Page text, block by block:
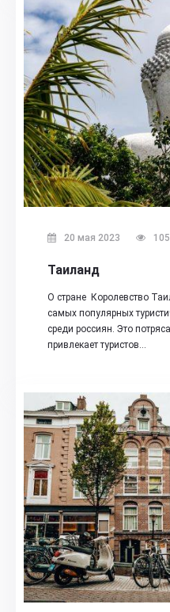
20 мая 2023
Таиланд
О стране Королевство
самых популярных
среди россиян. Это
привлекает туристов…